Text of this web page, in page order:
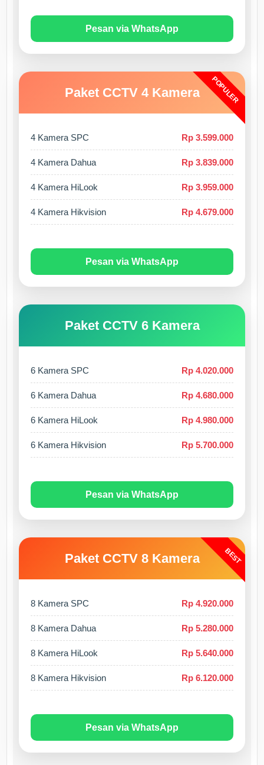
Pesan via WhatsApp
POPULER
Paket CCTV 4 Kamera
4 Kamera SPC Rp 3.599.000
4 Kamera Dahua Rp 3.839.000
4 Kamera HiLook Rp 3.959.000
4 Kamera Hikvision Rp 4.679.000
Pesan via WhatsApp
Paket CCTV 6 Kamera
6 Kamera SPC Rp 4.020.000
6 Kamera Dahua Rp 4.680.000
6 Kamera HiLook Rp 4.980.000
6 Kamera Hikvision Rp 5.700.000
Pesan via WhatsApp
BEST
Paket CCTV 8 Kamera
8 Kamera SPC Rp 4.920.000
8 Kamera Dahua Rp 5.280.000
8 Kamera HiLook Rp 5.640.000
8 Kamera Hikvision Rp 6.120.000
Pesan via WhatsApp